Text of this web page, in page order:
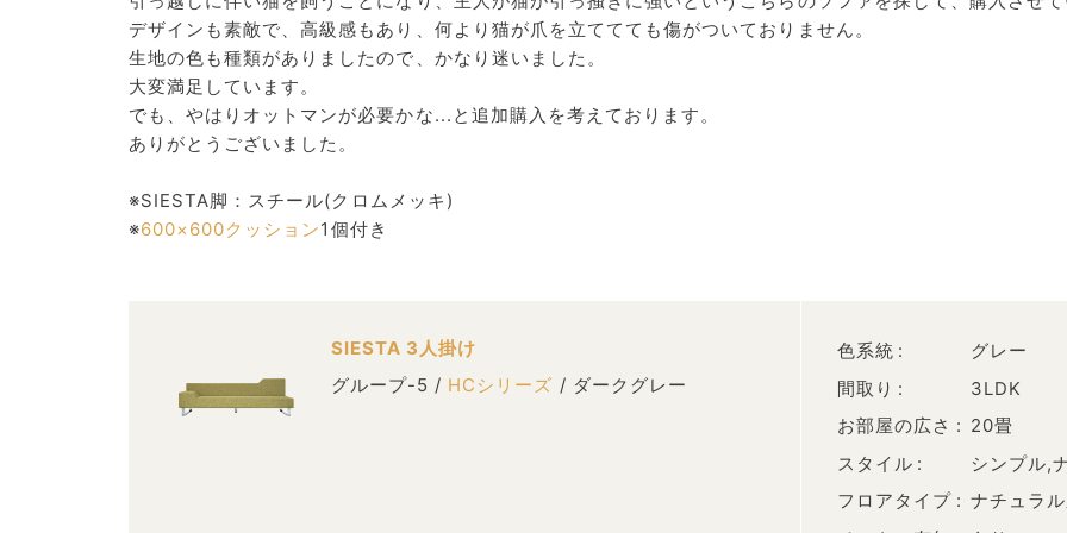
デザインも素敵で、高級感もあり、何より猫が爪を立ててても傷がついておりません。
生地の色も種類がありましたので、かなり迷いました。
大変満足しています。
でも、やはりオットマンが必要かな...と追加購入を考えております。
ありがとうございました。
※SIESTA脚：スチール(クロムメッキ)
※600×600クッション1個付き
SIESTA 3人掛け
グループ-5 / HCシリーズ / ダークグレー
色系統
グレー
間取り
3LDK
お部屋の広さ
20畳
スタイル
シンプル,
フロアタイプ
ナチュラ